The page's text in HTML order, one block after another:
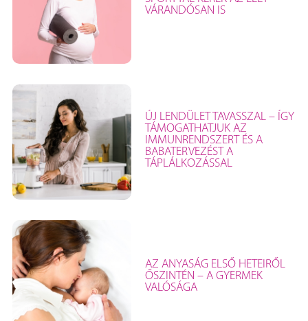
VÁRANDÓSAN IS
ÚJ LENDÜLET TAVASSZAL – ÍGY
TÁMOGATHATJUK AZ
IMMUNRENDSZERT ÉS A
BABATERVEZÉST A
TÁPLÁLKOZÁSSAL
AZ ANYASÁG ELSŐ HETEIRŐL
ŐSZINTÉN – A GYERMEK
VALÓSÁGA